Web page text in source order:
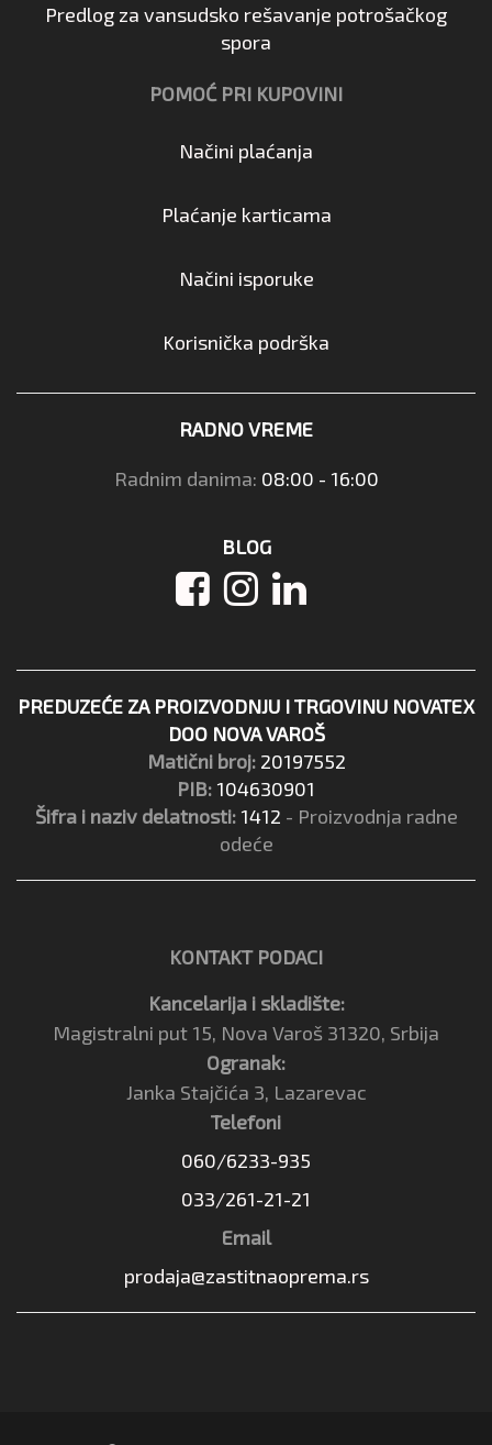
Predlog za vansudsko rešavanje potrošačkog
spora
POMOĆ PRI KUPOVINI
Načini plaćanja
Plaćanje karticama
Načini isporuke
Korisnička podrška
RADNO VREME
Radnim danima: 08:00 - 16:00
BLOG
PREDUZEĆE ZA PROIZVODNJU I TRGOVINU NOVATEX
DOO NOVA VAROŠ
Matični broj: 20197552
PIB: 104630901
Šifra i naziv delatnosti: 1412 - Proizvodnja radne
odeće
KONTAKT PODACI
Kancelarija i skladište:
Magistralni put 15, Nova Varoš 31320, Srbija
Ogranak:
Janka Stajčića 3, Lazarevac
Telefoni
060/6233-935
033/261-21-21
Email
prodaja@zastitnaoprema.rs